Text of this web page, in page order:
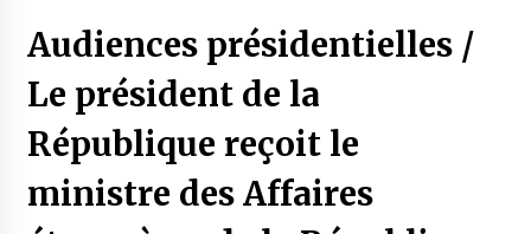
4 ans ago
Oum el Gaïla / L’ogresse du M’zab
4 ans ago
Audiences présidentielles /
Le président de la
République reçoit le
ministre des Affaires